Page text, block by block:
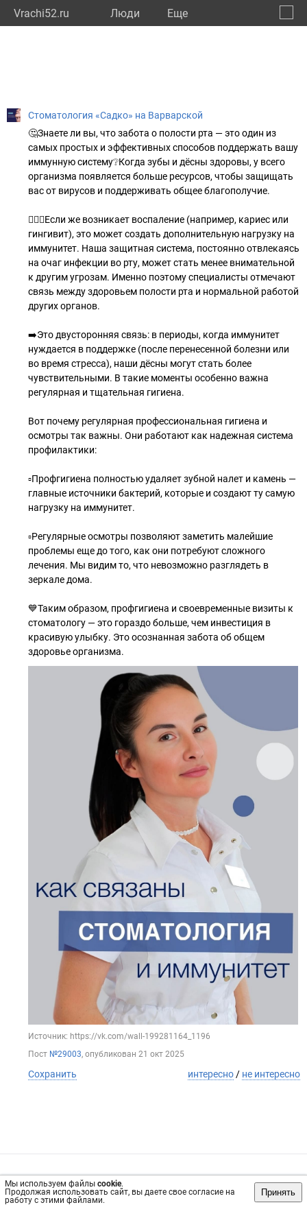
Vrachi52.ru Люди Eще
Мы используем файлы cookie.
Продолжая использовать сайт, вы даете свое согласие на
работу с этими файлами.
Принять
Стоматология «Садко» на Варварской
🤔Знаете ли вы, что забота о полости рта — это один из
самых простых и эффективных способов поддержать вашу
иммунную систему❔Когда зубы и дёсны здоровы, у всего
организма появляется больше ресурсов, чтобы защищать
вас от вирусов и поддерживать общее благополучие.
🧑🏼‍⚕️Если же возникает воспаление (например, кариес или
гингивит), это может создать дополнительную нагрузку на
иммунитет. Наша защитная система, постоянно отвлекаясь
на очаг инфекции во рту, может стать менее внимательной
к другим угрозам. Именно поэтому специалисты отмечают
связь между здоровьем полости рта и нормальной работой
других органов.
➡️Это двусторонняя связь: в периоды, когда иммунитет
нуждается в поддержке (после перенесенной болезни или
во время стресса), наши дёсны могут стать более
чувствительными. В такие моменты особенно важна
регулярная и тщательная гигиена.
Вот почему регулярная профессиональная гигиена и
осмотры так важны. Они работают как надежная система
профилактики:
▫️Профгигиена полностью удаляет зубной налет и камень —
главные источники бактерий, которые и создают ту самую
нагрузку на иммунитет.
▫️Регулярные осмотры позволяют заметить малейшие
проблемы еще до того, как они потребуют сложного
лечения. Мы видим то, что невозможно разглядеть в
зеркале дома.
💙Таким образом, профгигиена и своевременные визиты к
стоматологу — это гораздо больше, чем инвестиция в
красивую улыбку. Это осознанная забота об общем
здоровье организма.
Источник: https://vk.com/wall-199281164_1196
Пост №29003, опубликован 21 окт 2025
Сохранить интересно / не интересно
Обратная связь Инвесторам
vrachi52.ru, 2019-2026 гг.